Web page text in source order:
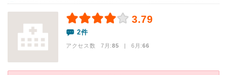
3.79
2件
アクセス数 7月:85 | 6月:66